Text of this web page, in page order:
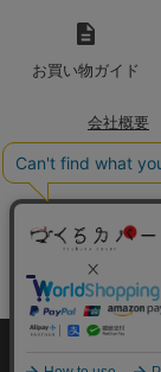
お買い物ガイド
会社概要